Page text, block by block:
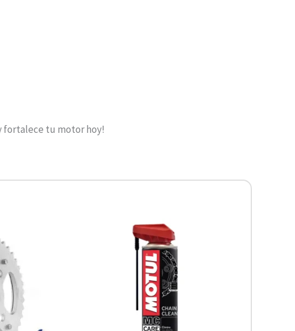
fortalece tu motor hoy!